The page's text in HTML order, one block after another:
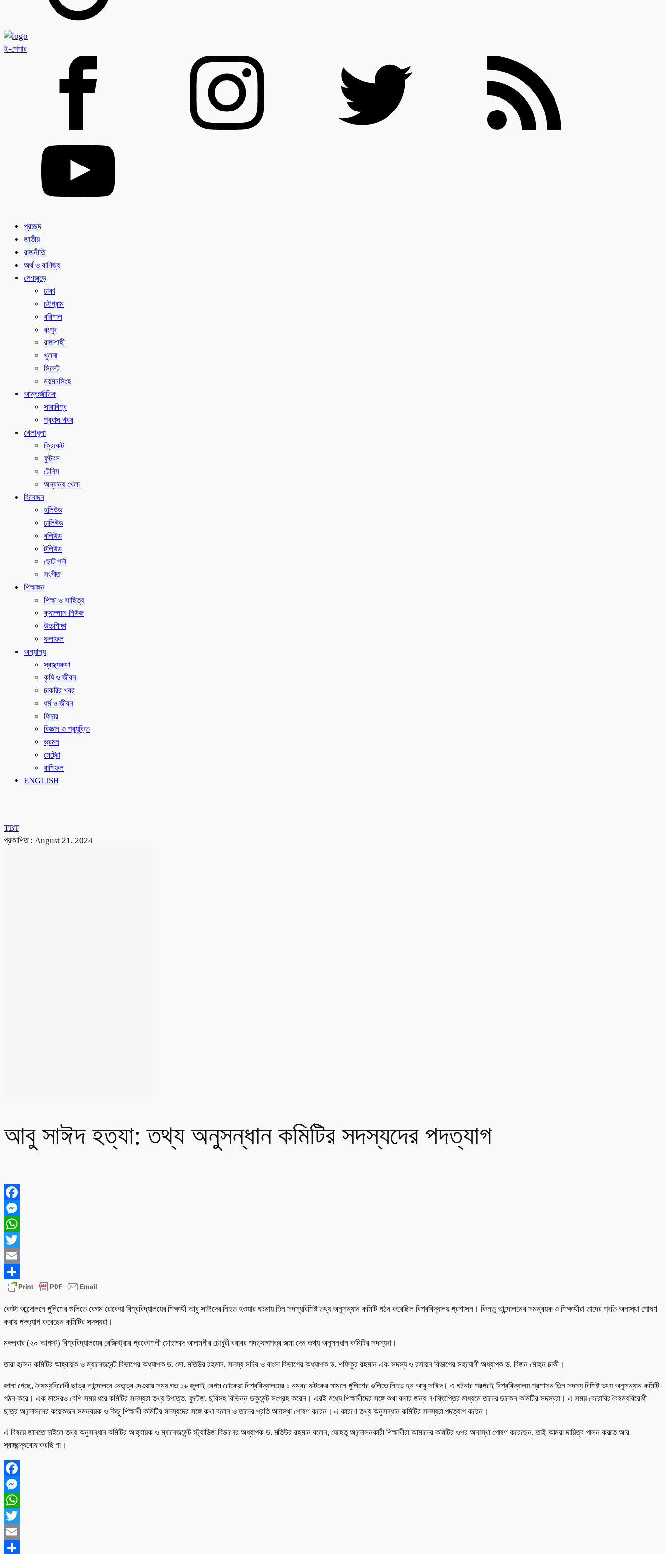
ই-পেপার
প্রচ্ছদ
জাতীয়
রাজনীতি
অর্থ ও বাণিজ্য
দেশজুড়ে
ঢাকা
চট্টগ্রাম
বরিশাল
রংপুর
রাজশাহী
খুলনা
সিলেট
ময়মনসিংহ
আন্তর্জাতিক
সারাবিশ্ব
প্রবাস খবর
খেলাধুলা
ক্রিকেট
ফুটবল
টেনিস
অন্যান্য খেলা
বিনোদন
হলিউড
ঢালিউড
বলিউড
টলিউড
ছোট পর্দা
সংগীত
শিক্ষাঙ্গন
শিক্ষা ও সাহিত্য
ক্যাম্পাস নিউজ
উচ্চশিক্ষা
ফলাফল
অন্যান্য
স্বাস্থ্যকথা
কৃষি ও জীবন
চাকরির খবর
ধর্ম ও জীবন
ফিচার
বিজ্ঞান ও প্রযুক্তি
ভ্রমন
মেট্রো
রাশিফল
ENGLISH
TBT
প্রকাশিত : August 21, 2024
আবু সাঈদ হত্যা: তথ্য অনুসন্ধান কমিটির সদস্যদের পদত্যাগ
Facebook
Messenger
WhatsApp
Twitter
Email
Share
কোটা আন্দোলনে পুলিশের গুলিতে বেগম রোকেয়া বিশ্ববিদ্যালয়ের শিক্ষার্থী আবু সাঈদের নিহত হওয়ার ঘটনায় তিন সদস্যবিশিষ্ট তথ্য অনুসন্ধান কমিটি গঠন করেছিল বিশ্ববিদ্যালয় প্রশাসন। কিন্তু আন্দোলনের সমন্বয়ক ও শিক্ষার্থীরা তাদের প্রতি অনাস্থা পোষণ
করায় পদত্যাগ করেছেন কমিটির সদস্যরা।
মঙ্গলবার (২০ আগস্ট) বিশ্ববিদ্যালয়ের রেজিস্ট্রার প্রকৌশলী মোহাম্মদ আলমগীর চৌধুরী বরাবর পদত্যাগপত্র জমা দেন তথ্য অনুসন্ধান কমিটির সদস্যরা।
তারা হলেন কমিটির আহ্বায়ক ও ম্যানেজমেন্ট বিভাগের অধ্যাপক ড. মো. মতিউর রহমান, সদস্য সচিব ও বাংলা বিভাগের অধ্যাপক ড. শফিকুর রহমান এবং সদস্য ও রসায়ন বিভাগের সহযোগী অধ্যাপক ড. বিজন মোহন চাকী।
জানা গেছে, বৈষম্যবিরোধী ছাত্র আন্দোলনে নেতৃত্ব দেওয়ার সময় গত ১৬ জুলাই বেগম রোকেয়া বিশ্ববিদ্যালয়ের ১ নম্বর ফটকের সামনে পুলিশের গুলিতে নিহত হন আবু সাঈদ। এ ঘটনার পরপরই বিশ্ববিদ্যালয় প্রশাসন তিন সদস্য বিশিষ্ট তথ্য অনুসন্ধান কমিটি
গঠন করে। এক মাসেরও বেশি সময় ধরে কমিটির সদস্যরা তথ্য উপাত্ত, ফুটেজ, ছবিসহ বিভিন্ন ডকুমেন্ট সংগ্রহ করেন। এরই মধ্যে শিক্ষার্থীদের সঙ্গে কথা বলার জন্য গণবিজ্ঞপ্তির মাধ্যমে তাদের ডাকেন কমিটির সদস্যরা। এ সময় বেরোবির বৈষম্যবিরোধী
ছাত্র আন্দোলনের কয়েকজন সমন্বয়ক ও কিছু শিক্ষার্থী কমিটির সদস্যদের সঙ্গে কথা বলেন ও তাদের প্রতি অনাস্থা পোষণ করেন। এ কারণে তথ্য অনুসন্ধান কমিটির সদস্যরা পদত্যাগ করেন।
এ বিষয়ে জানতে চাইলে তথ্য অনুসন্ধান কমিটির আহ্বায়ক ও ম্যানেজমেন্ট স্ট্যাডিজ বিভাগের অধ্যাপক ড. মতিউর রহমান বলেন, যেহেতু আন্দোলনকারী শিক্ষার্থীরা আমাদের কমিটির ওপর অনাস্থা পোষণ করেছেন, তাই আমরা দায়িত্ব পালন করতে আর
স্বাচ্ছন্দ্যবোধ করছি না।
Facebook
Messenger
WhatsApp
Twitter
Email